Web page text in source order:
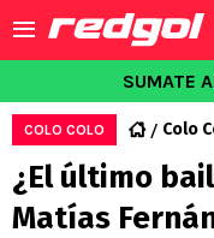
SUMATE
COLO COLO Colo
¿El último
Matías